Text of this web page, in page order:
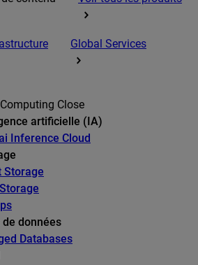
Global Services
Close
artificielle (IA)
Inference Cloud
Storage
de données
Databases